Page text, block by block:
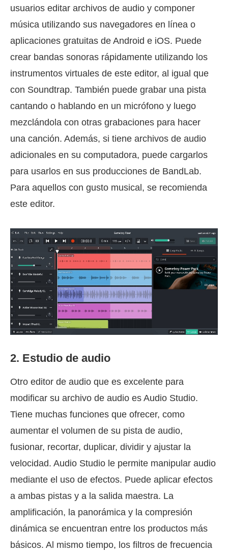
usuarios editar archivos de audio y componer
música utilizando sus navegadores en línea o
aplicaciones gratuitas de Android e iOS. Puede
crear bandas sonoras rápidamente utilizando los
instrumentos virtuales de este editor, al igual que
con Soundtrap. También puede grabar una pista
cantando o hablando en un micrófono y luego
mezclándola con otras grabaciones para hacer
una canción. Además, si tiene archivos de audio
adicionales en su computadora, puede cargarlos
para usarlos en sus producciones de BandLab.
Para aquellos con gusto musical, se recomienda
este editor.
2. Estudio de audio
Otro editor de audio que es excelente para
modificar su archivo de audio es Audio Studio.
Tiene muchas funciones que ofrecer, como
aumentar el volumen de su pista de audio,
fusionar, recortar, duplicar, dividir y ajustar la
velocidad. Audio Studio le permite manipular audio
mediante el uso de efectos. Puede aplicar efectos
a ambas pistas y a la salida maestra. La
amplificación, la panorámica y la compresión
dinámica se encuentran entre los productos más
básicos. Al mismo tiempo, los filtros de frecuencia